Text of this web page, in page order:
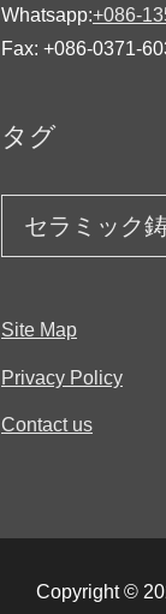
Whatsapp:+086-
Fax: +086-0371-
タグ
セラミック
Site Map
Privacy Policy
Contact us
Copyright ©